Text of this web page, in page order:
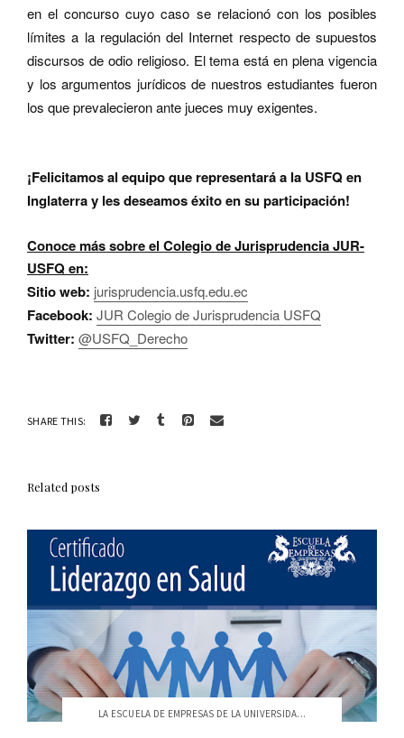
en el concurso cuyocaso se relacionócon los posibles
límites a la regulación del Internet respecto de supuestos
discursos de odio religioso. El tema está en plena vigencia
y los argumentos jurídicos de nuestros estudiantes fueron
los que prevalecieron ante jueces muy exigentes.
¡Felicitamos al equipo que representará a la USFQ en
Inglaterra y les deseamos éxito en su participación!
Conoce más sobre el Colegio de Jurisprudencia JUR-
USFQ en:
Sitio web: jurisprudencia.usfq.edu.ec
Facebook: JUR Colegio de Jurisprudencia USFQ
Twitter: @USFQ_Derecho
SHARE THIS:
Related posts
LA ESCUELA DE EMPRESAS DE LA UNIVERSIDA...